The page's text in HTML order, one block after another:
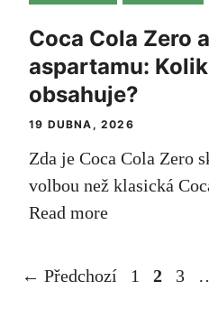
Coca Cola Zero
aspartamu:
obsahuje?
19 DUBNA, 2026
Zda je Coca‍ Cola Zero
volbou než klasická
Read more
← Předchozí Stránka
1 Stránka
2 3